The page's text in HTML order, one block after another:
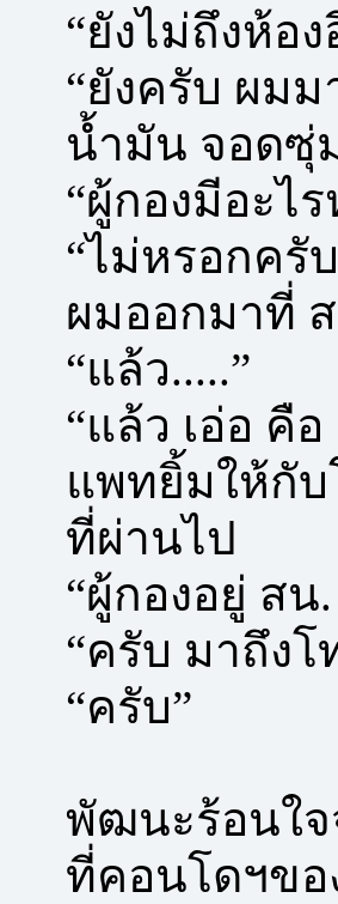
“ยังไม่ถึงห้อ
“ยังครับ ผม
น้ำมัน จอดซุ่
“ผู้กองมีอะไ
“ไม่หรอกครั
ผมออกมาที่
“แล้ว.....”
“แล้ว เอ่อ คื
แพทยิ้มให้กั
ที่ผ่านไป
“ผู้กองอยู่ ส
“ครับ มาถึง
“ครับ”
พัฒนะร้อนใ
ที่คอนโดฯขอ